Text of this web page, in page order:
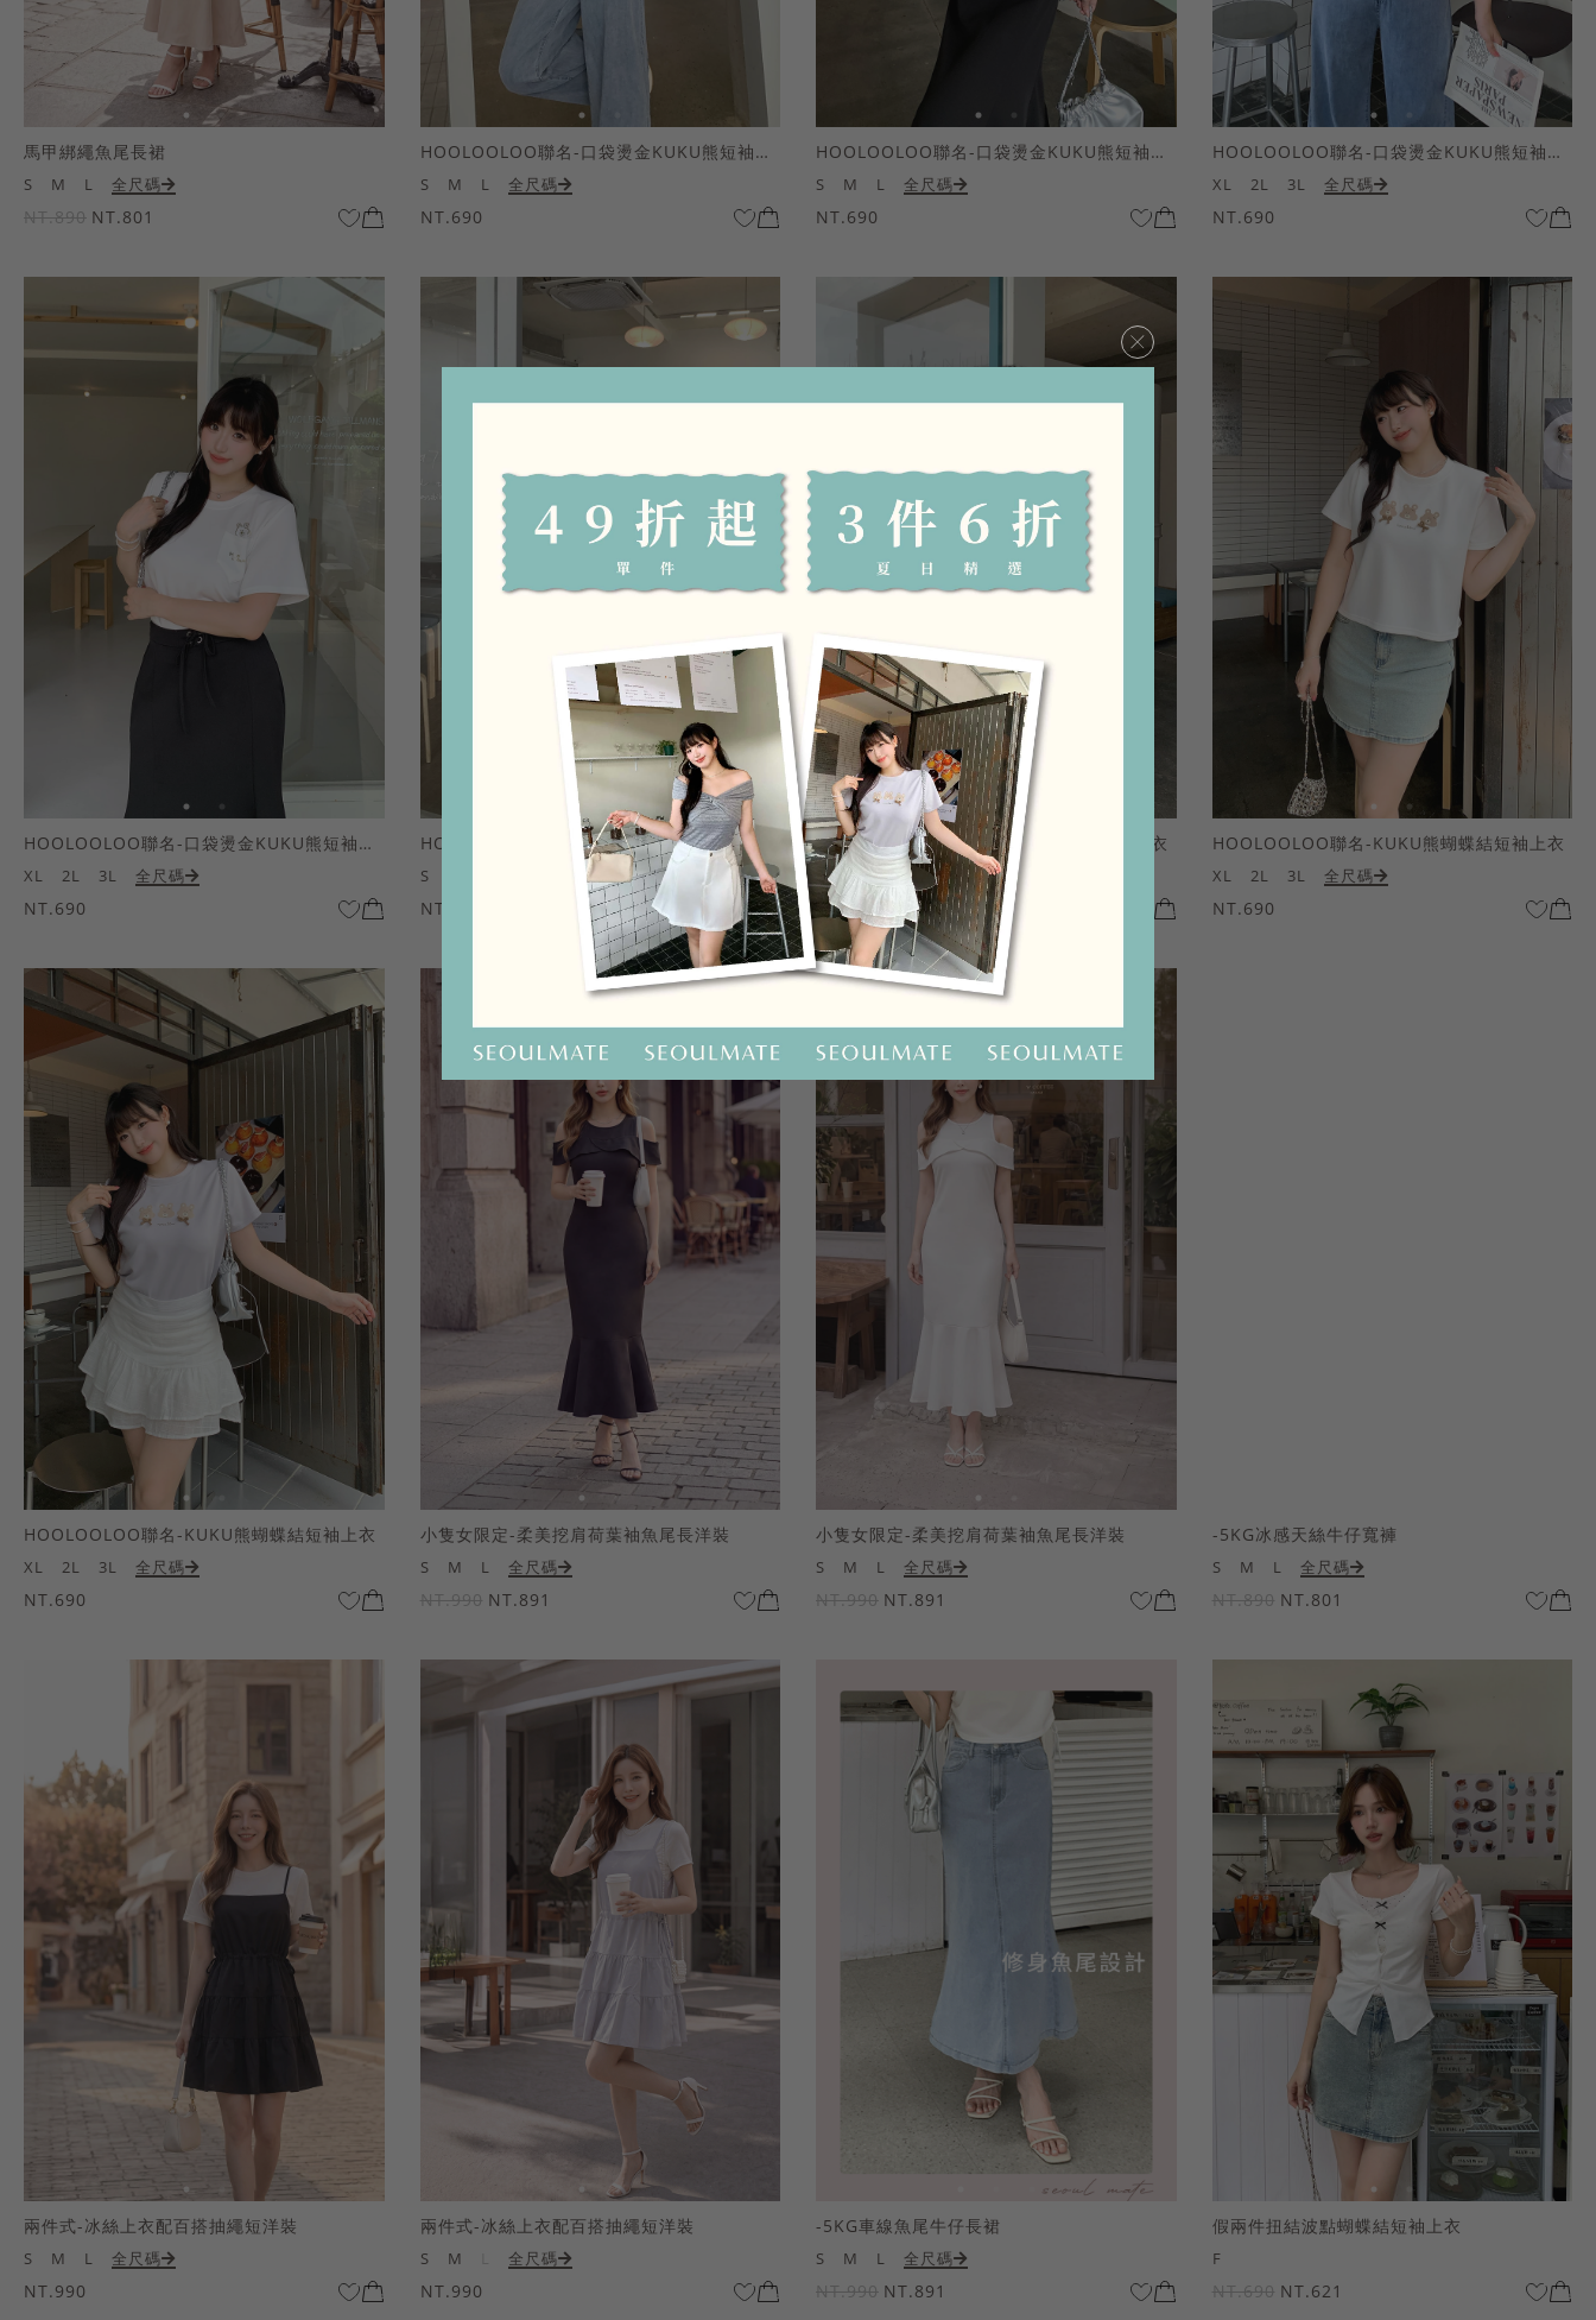
×
馬甲綁繩魚尾長裙
S M L 全尺碼
NT.890 NT.801
HOOLOOLOO聯名-口袋燙金KUKU熊短袖上衣
S M L 全尺碼
NT.690
HOOLOOLOO聯名-口袋燙金KUKU熊短袖上衣
S M L 全尺碼
NT.690
HOOLOOLOO聯名-口袋燙金KUKU熊短袖上衣
XL 2L 3L 全尺碼
NT.690
HOOLOOLOO聯名-口袋燙金KUKU熊短袖上衣
XL 2L 3L 全尺碼
NT.690
HOOLOOLOO聯名-KUKU熊蝴蝶結短袖上衣
S
NT.690
HOOLOOLOO聯名-KUKU熊蝴蝶結短袖上衣
S M L 全尺碼
NT.690
HOOLOOLOO聯名-KUKU熊蝴蝶結短袖上衣
XL 2L 3L 全尺碼
NT.690
HOOLOOLOO聯名-KUKU熊蝴蝶結短袖上衣
XL 2L 3L 全尺碼
NT.690
小隻女限定-柔美挖肩荷葉袖魚尾長洋裝
S M L 全尺碼
NT.990 NT.891
小隻女限定-柔美挖肩荷葉袖魚尾長洋裝
S M L 全尺碼
NT.990 NT.891
-5KG冰感天絲牛仔寬褲
S M L 全尺碼
NT.890 NT.801
兩件式-冰絲上衣配百搭抽繩短洋裝
S M L 全尺碼
NT.990
兩件式-冰絲上衣配百搭抽繩短洋裝
S M 全尺碼
NT.990
-5KG車線魚尾牛仔長裙
S M L 全尺碼
NT.990 NT.891
假兩件扭結波點蝴蝶結短袖上衣
F
NT.690 NT.621